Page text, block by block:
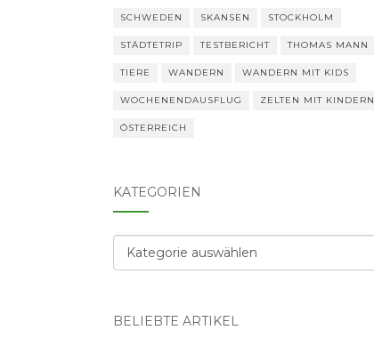
SCHWEDEN SKANSEN STOCKHOLM
STÄDTETRIP TESTBERICHT THOMAS MANN
TIERE WANDERN WANDERN MIT KIDS
WOCHENENDAUSFLUG ZELTEN MIT KINDERN
ÖSTERREICH
KATEGORIEN
Kategorien
BELIEBTE ARTIKEL